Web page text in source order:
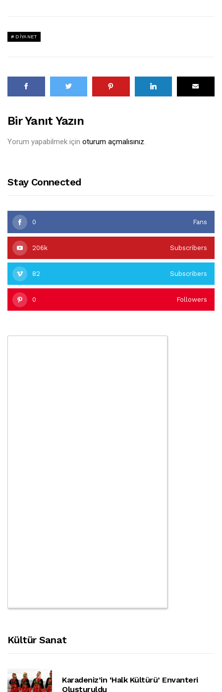
DIYANET
Bir Yanıt Yazın
Yorum yapabilmek için oturum açmalısınız.
Stay Connected
0 Fans
206k Subscribers
82 Subscribers
0 Followers
Kültür Sanat
Karadeniz’in ‘halk Kültürü’ Envanteri
Oluşturuldu